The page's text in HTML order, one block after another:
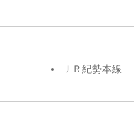
ＪＲ紀勢本線